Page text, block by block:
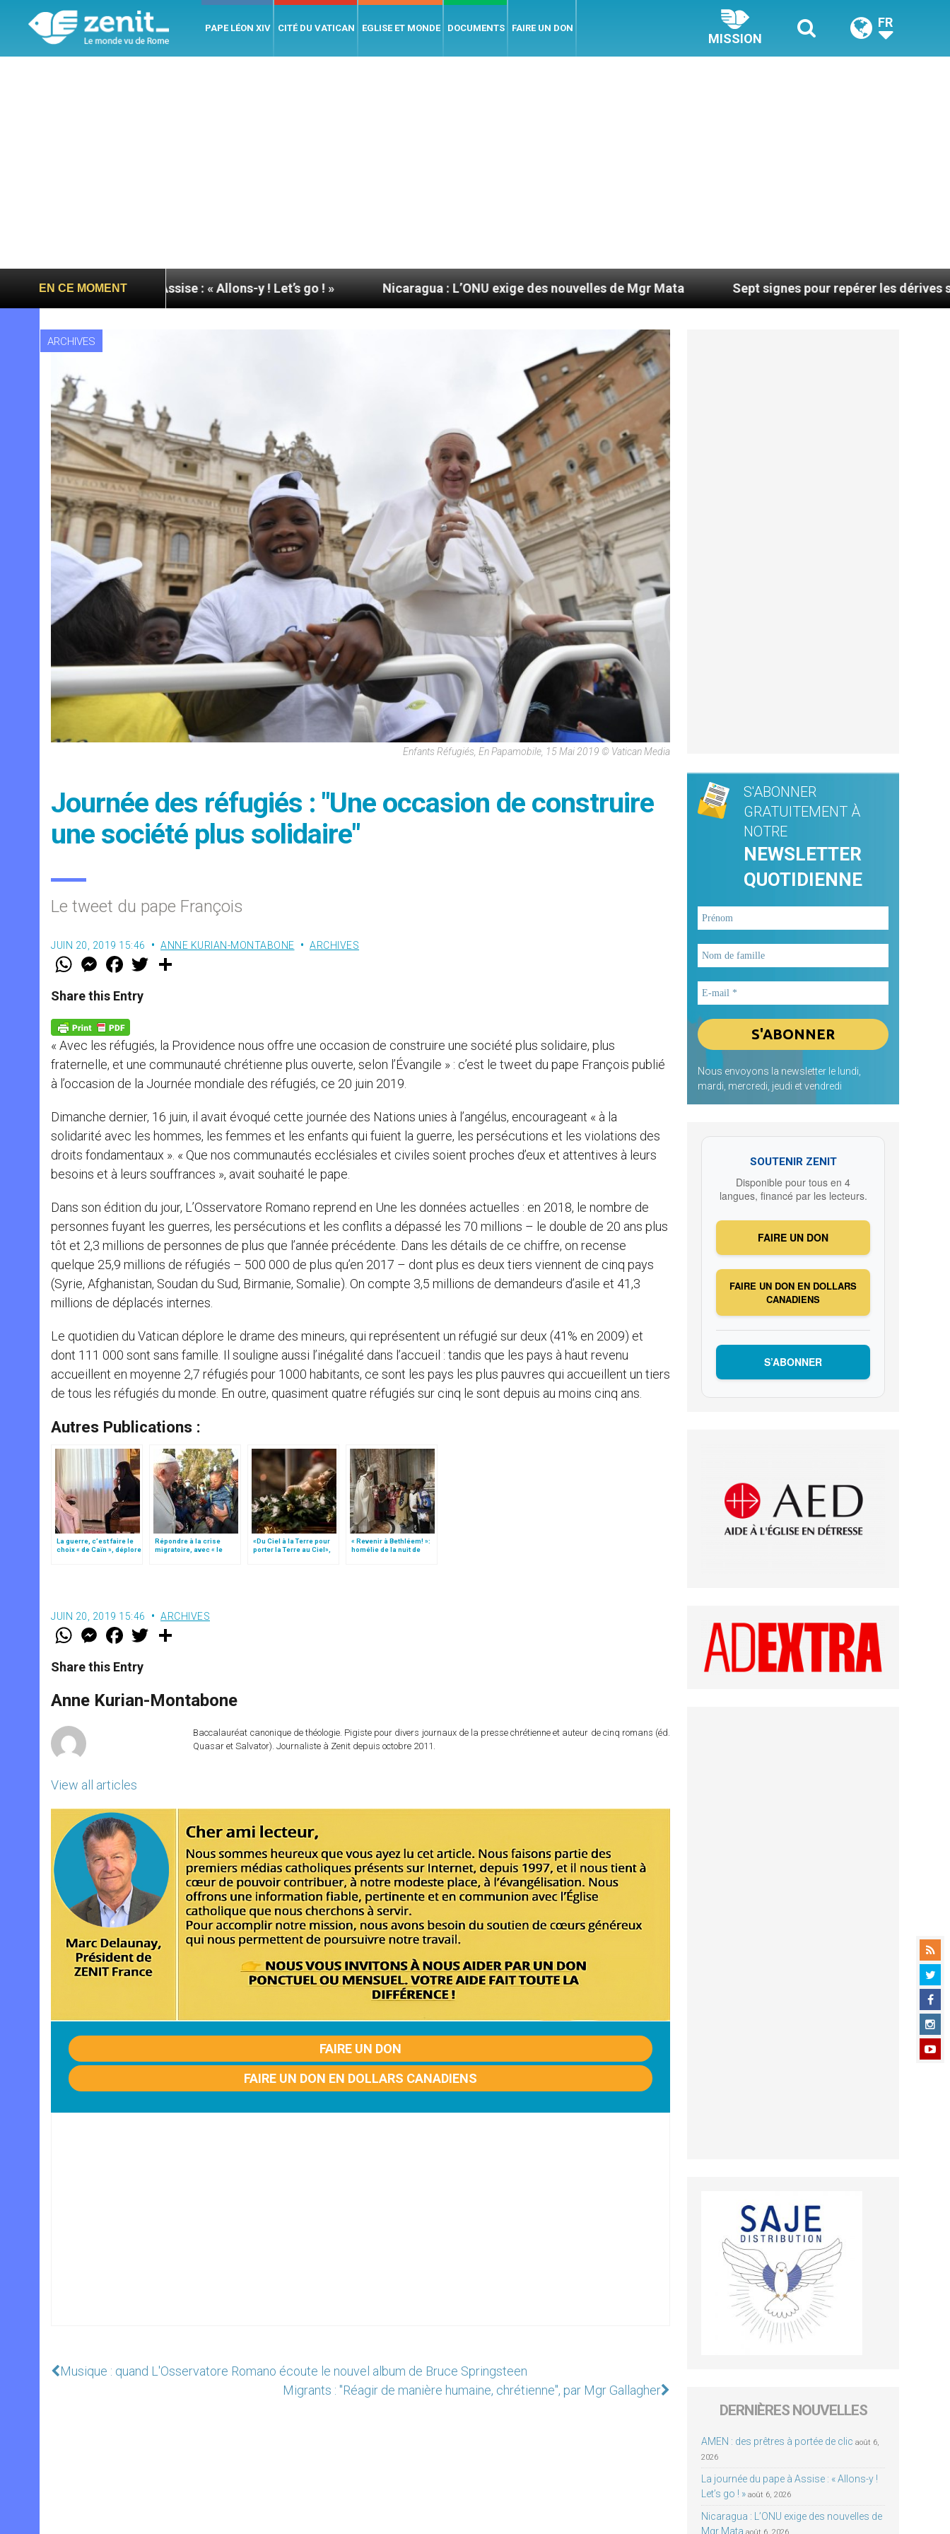
PAPE LÉON XIV CITÉ DU VATICAN EGLISE ET MONDE DOCUMENTS FAIRE UN DON
MISSION
FR
EN CE MOMENT
du pape à Assise : « Allons-y ! Let’s go ! » Nicaragua : L’ONU exige des nouvelles de Mgr Mata Sept signes pour repérer les dérives sectaires du
ARCHIVES
Enfants Réfugiés, En Papamobile, 15 Mai 2019 © Vatican Media
Journée des réfugiés : "Une occasion de construire
une société plus solidaire"
Le tweet du pape François
JUIN 20, 2019 15:46 ANNE KURIAN-MONTABONE ARCHIVES
W
t
s
p
p
M
e
s
e
g
e
r
F
a
e
b
o
k
w
Share this Entry
« Avec les réfugiés, la Providence nous offre une occasion de construire une société plus solidaire, plus
fraternelle, et une communauté chrétienne plus ouverte, selon l’Évangile » : c’est le tweet du pape François publié
à l’occasion de la Journée mondiale des réfugiés, ce 20 juin 2019.
Dimanche dernier, 16 juin, il avait évoqué cette journée des Nations unies à l’angélus, encourageant « à la
solidarité avec les hommes, les femmes et les enfants qui fuient la guerre, les persécutions et les violations des
droits fondamentaux ». « Que nos communautés ecclésiales et civiles soient proches d’eux et attentives à leurs
besoins et à leurs souffrances », avait souhaité le pape.
Dans son édition du jour, L’Osservatore Romano reprend en Une les données actuelles : en 2018, le nombre de
personnes fuyant les guerres, les persécutions et les conflits a dépassé les 70 millions – le double de 20 ans plus
tôt et 2,3 millions de personnes de plus que l’année précédente. Dans les détails de ce chiffre, on recense
quelque 25,9 millions de réfugiés – 500 000 de plus qu’en 2017 – dont plus es deux tiers viennent de cinq pays
(Syrie, Afghanistan, Soudan du Sud, Birmanie, Somalie). On compte 3,5 millions de demandeurs d’asile et 41,3
millions de déplacés internes.
Le quotidien du Vatican déplore le drame des mineurs, qui représentent un réfugié sur deux (41% en 2009) et
dont 111 000 sont sans famille. Il souligne aussi l’inégalité dans l’accueil : tandis que les pays à haut revenu
accueillent en moyenne 2,7 réfugiés pour 1000 habitants, ce sont les pays les plus pauvres qui accueillent un tiers
de tous les réfugiés du monde. En outre, quasiment quatre réfugiés sur cinq le sont depuis au moins cinq ans.
Autres Publications :
La guerre, c’est faire le
choix « de Caïn », déplore
Répondre à la crise
migratoire, avec « le
«Du Ciel à la Terre pour
porter la Terre au Ciel»,
« Revenir à Bethléem! »:
homélie de la nuit de
Noël (texte complet)
JUIN 20, 2019 15:46 ARCHIVES
W
t
s
p
p
M
e
s
e
g
e
F
a
e
b
o
k
w
r
Share this Entry
Anne Kurian-Montabone
View all articles
Baccalauréat canonique de théologie. Pigiste pour divers journaux de la presse chrétienne et auteur de cinq romans (éd.
Quasar et Salvator). Journaliste à Zenit depuis octobre 2011.
FAIRE UN DON
FAIRE UN DON EN DOLLARS CANADIENS
Musique : quand L'Osservatore Romano écoute le nouvel album de Bruce Springsteen
Migrants : "Réagir de manière humaine, chrétienne", par Mgr Gallagher
S'ABONNER
GRATUITEMENT À
NOTRE
NEWSLETTER
QUOTIDIENNE
Nous envoyons la newsletter le lundi,
mardi, mercredi, jeudi et vendredi
SOUTENIR ZENIT
Disponible pour tous en 4
langues, financé par les lecteurs.
FAIRE UN DON
FAIRE UN DON EN DOLLARS
CANADIENS
S’ABONNER
DERNIÈRES NOUVELLES
AMEN : des prêtres à portée de clic août 6,
2026
La journée du pape à Assise : « Allons-y !
Let’s go ! » août 6, 2026
Nicaragua : L’ONU exige des nouvelles de
Mgr Mata